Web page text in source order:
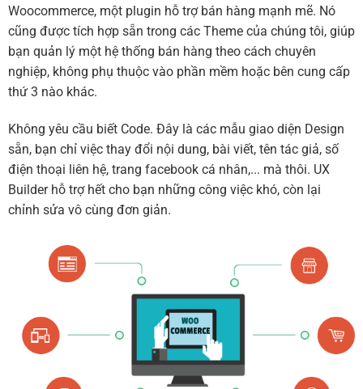
Woocommerce, một plugin hỗ trợ bán hàng mạnh mẽ. Nó
cũng được tích hợp sẵn trong các Theme của chúng tôi, giúp
bạn quản lý một hệ thống bán hàng theo cách chuyên
nghiệp, không phụ thuộc vào phần mềm hoặc bên cung cấp
thứ 3 nào khác.
Không yêu cầu biết Code. Đây là các mẫu giao diện Design
sẵn, bạn chỉ việc thay đổi nội dung, bài viết, tên tác giả, số
điện thoại liên hệ, trang facebook cá nhân,... mà thôi. UX
Builder hỗ trợ hết cho bạn những công việc khó, còn lại
chỉnh sửa vô cùng đơn giản.